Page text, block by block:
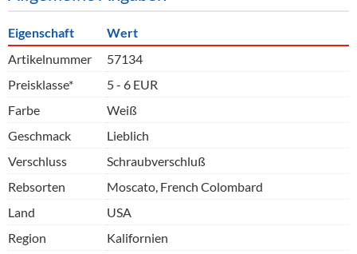
Eigenschaft
Wert
Artikelnummer
57134
Preisklasse*
5 - 6 EUR
Farbe
Weiß
Geschmack
Lieblich
Verschluss
Schraubverschluß
Rebsorten
Moscato, French Colombard
Land
USA
Region
Kalifornien